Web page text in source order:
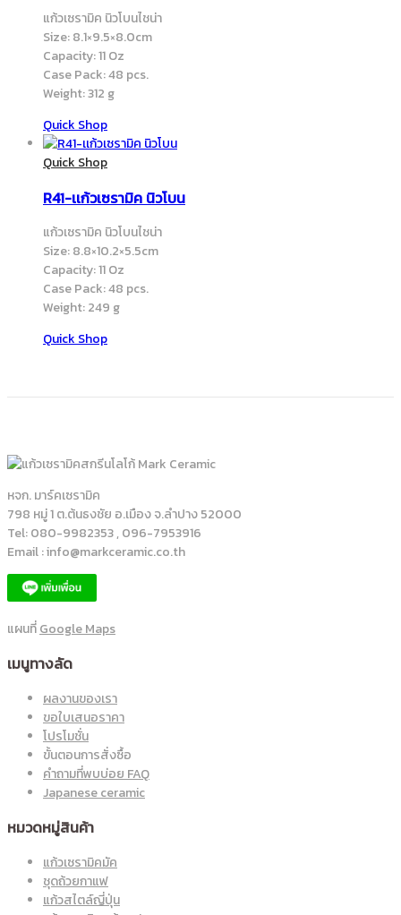
Quick Shop
Quick Shop
R41-เเก้วเซรามิค นิวโบน
แก้วเซรามิค นิวโบนไชน่า
Size: 8.8×10.2×5.5cm
Capacity: 11 Oz
Case Pack: 48 pcs.
Weight: 249 g
Quick Shop
หจก. มาร์คเซรามิค
Email : info@markceramic.co.th
แผนที่Google Maps
ผลงานของเรา
โปรโมชั่น
ขั้นตอนการสั่งซื้อ
คำถามที่พบบ่อย FAQ
Japanese ceramic
หมวดหมู่สินค้า
แก้วเซรามิคมัค
ชุดถ้วยกาแฟ
แก้วสไตล์ญี่ปุ่น
แก้วเซรามิคพร้อมฝา
แก้วใส
ชุดกาแฟสกรีนโลโก้
แก้วเซรามิคสกรีนโลโก้
แก้วนิวโบน